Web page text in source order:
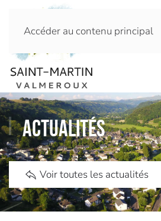
Accéder au contenu principal
Actualités
Voir toutes les actualités